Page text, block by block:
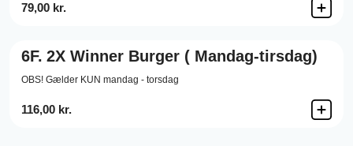
79,00 kr.
6F. 2X Winner Burger ( Mandag-tirsdag)
OBS! Gælder KUN mandag - torsdag
116,00 kr.